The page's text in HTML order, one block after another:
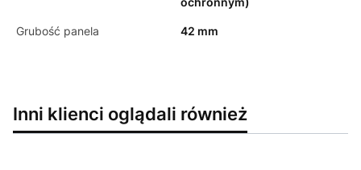
Grubość panela 42 mm
Inni klienci oglądali również